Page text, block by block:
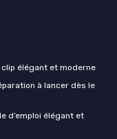
élégant et moderne
à lancer dès le
d’emploi élégant et